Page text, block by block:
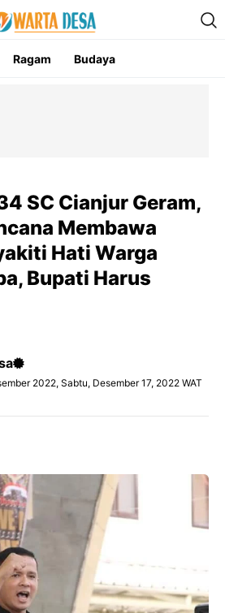
Ragam Budaya
SC Cianjur Geram,
Membawa
Hati Warga
Bupati Harus
2022, Sabtu, Desember 17, 2022 WAT